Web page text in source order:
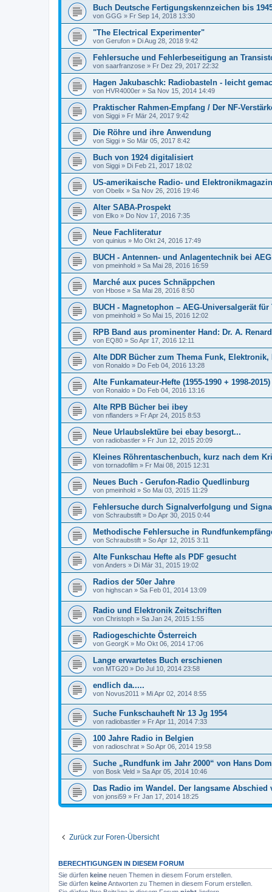
Buch Deutsche Fertigungskennzeichen bis
von GGG » Fr Sep 14, 2018 13:30
"The Electrical Experimenter"
von Gerufon » Di Aug 28, 2018 9:42
Fehlersuche und Fehlerbeseitigung an
von saarfranzose » Fr Dez 29, 2017 22:32
Hagen Jakubaschk: Radiobasteln - leicht
von HVR4000er » Sa Nov 15, 2014 14:49
Praktischer Rahmen-Empfang / Der NF-
von Siggi » Fr Mär 24, 2017 9:42
Die Röhre und ihre Anwendung
von Siggi » So Mär 05, 2017 8:42
Buch von 1924 digitalisiert
von Siggi » Di Feb 21, 2017 18:02
US-amerikaische Radio- und
von Obelix » Sa Nov 26, 2016 19:46
Alter SABA-Prospekt
von Elko » Do Nov 17, 2016 7:35
Neue Fachliteratur
von quinius » Mo Okt 24, 2016 17:49
BUCH - Antennen- und Anlagentechnik bei AEG
von pmeinhold » Sa Mai 28, 2016 16:59
Marché aux puces Schnäppchen
von Hbose » Sa Mai 28, 2016 8:50
BUCH - Magnetophon – AEG-Universalgerät
von pmeinhold » So Mai 15, 2016 12:02
RPB Band aus prominenter Hand: Dr. A.
von EQ80 » So Apr 17, 2016 12:11
Alte DDR Bücher zum Thema Funk, Elektronik,
von Ronaldo » Do Feb 04, 2016 13:28
Alte Funkamateur-Hefte (1955-1990 + 1998-
von Ronaldo » Do Feb 04, 2016 13:16
Alte RPB Bücher bei ibey
von nflanders » Fr Apr 24, 2015 8:53
Neue Urlaubslektüre bei ebay besorgt...
von radiobastler » Fr Jun 12, 2015 20:09
Kleines Röhrentaschenbuch, kurz nach dem
von tornadofilm » Fr Mai 08, 2015 12:31
Neues Buch - Gerufon-Radio Quedlinburg
von pmeinhold » So Mai 03, 2015 11:29
Fehlersuche durch Signalverfolgung und
von Schraubstift » Do Apr 30, 2015 0:44
Methodische Fehlersuche in
von Schraubstift » So Apr 12, 2015 3:11
Alte Funkschau Hefte als PDF gesucht
vonAnders » Di Mär 31, 2015 19:02
Radios der 50er Jahre
von highscan » Sa Feb 01, 2014 13:09
Radio und Elektronik Zeitschriften
von Christoph » Sa Jan 24, 2015 1:55
Radiogeschichte Österreich
von GeorgK » Mo Okt 06, 2014 17:06
Lange erwartetes Buch erschienen
von MTG20 » Do Jul 10, 2014 23:58
endlich da.....
von Novus2011 » Mi Apr 02, 2014 8:55
Suche Funkschauheft Nr 13 Jg 1954
von radiobastler » Fr Apr 11, 2014 7:33
100 Jahre Radio in Belgien
von radioschrat » So Apr 06, 2014 19:58
Suche „Rundfunk im Jahr 2000“ von Hans
von Bosk Veld » Sa Apr 05, 2014 10:46
Das Radio im Wandel. Der langsame Abschied
von jonsi59 » Fr Jan 17, 2014 18:25
Zurück zur Foren-Übersicht
BERECHTIGUNGEN IN DIESEM FORUM
Sie dürfen keine neuen Themen in diesem Forum erstellen.
Sie dürfen keineAntworten zu Themen in diesem Forum erstellen.